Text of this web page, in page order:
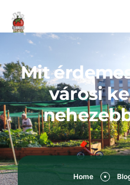
Mit
városi
Home